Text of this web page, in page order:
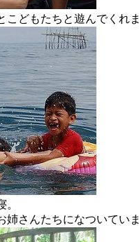
どもたちと遊んでくれま
さんたちになついていま